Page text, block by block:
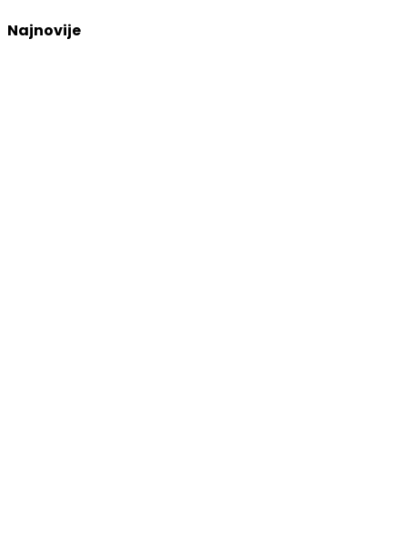
Najnovije